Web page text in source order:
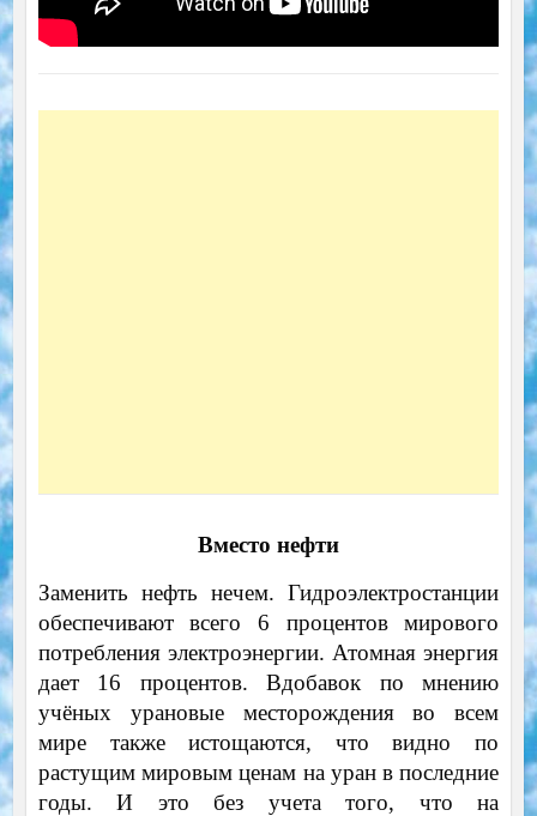
Вместо нефти
Заменить нефть нечем. Гидроэлектростанции
обеспечивают всего 6 процентов мирового
потребления электроэнергии. Атомная энергия
дает 16 процентов. Вдобавок по мнению
учёных урановые месторождения во всем
мире также истощаются, что видно по
растущим мировым ценам на уран в последние
годы. И это без учета того, что на